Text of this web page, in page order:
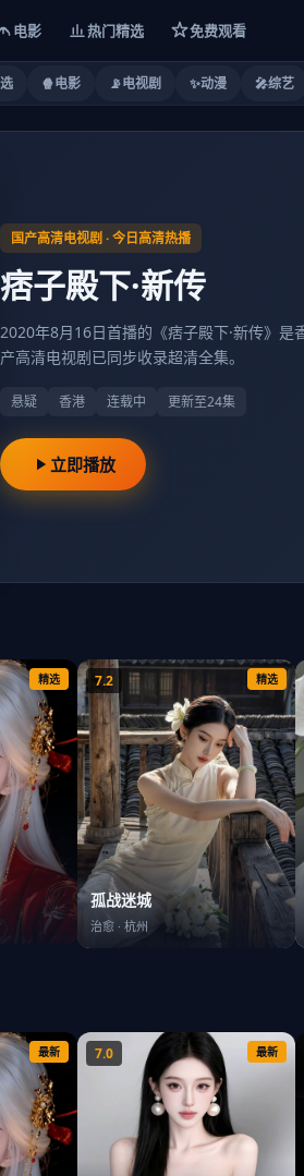
电影 热门精选 免费观看
🍿电影 📡电视剧 ✨动漫 🎤综艺
国产高清电视剧 · 今日高清热播
痞子殿下·新传
2020年8月16日首播的《痞子殿下·新传》
产高清电视剧已同步收录超清全集。
悬疑 香港 连载中 更新至24集
立即播放
精选 7.2 精选
孤战迷城
治愈 · 杭州
最新 7.0 最新